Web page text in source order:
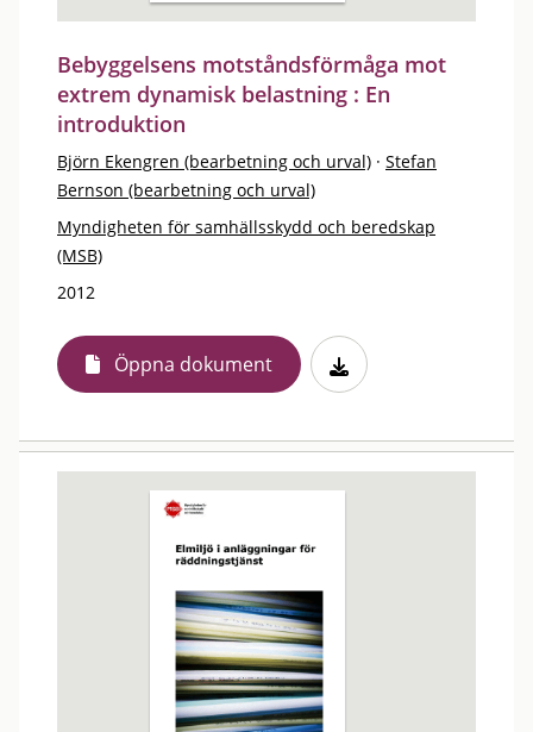
Bebyggelsens motståndsförmåga mot
extrem dynamisk belastning : En
introduktion
Björn Ekengren (bearbetning och urval) · Stefan
Bernson (bearbetning och urval)
Myndigheten för samhällsskydd och beredskap
(MSB)
2012
Öppna dokument